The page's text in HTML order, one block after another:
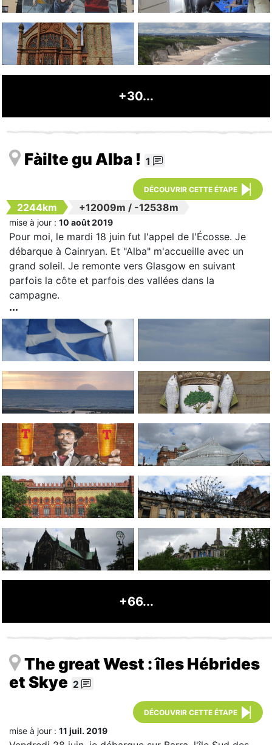
+30...
Fàilte gu Alba ! 1
DÉCOUVRIR CETTE ÉTAPE
2244km +12009m / -12538m
mise à jour : 10 août 2019
Pour moi, le mardi 18 juin fut l'appel de l'Écosse. Je
débarque à Cainryan. Et "Alba" m'accueille avec un
grand soleil. Je remonte vers Glasgow en suivant
parfois la côte et parfois des vallées dans la
campagne.
+66...
The great West : îles Hébrides
et Skye 2
DÉCOUVRIR CETTE ÉTAPE
mise à jour : 11 juil. 2019